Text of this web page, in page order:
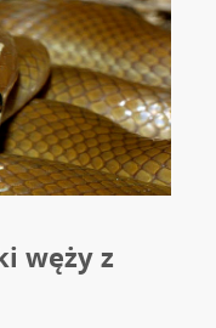
węży z